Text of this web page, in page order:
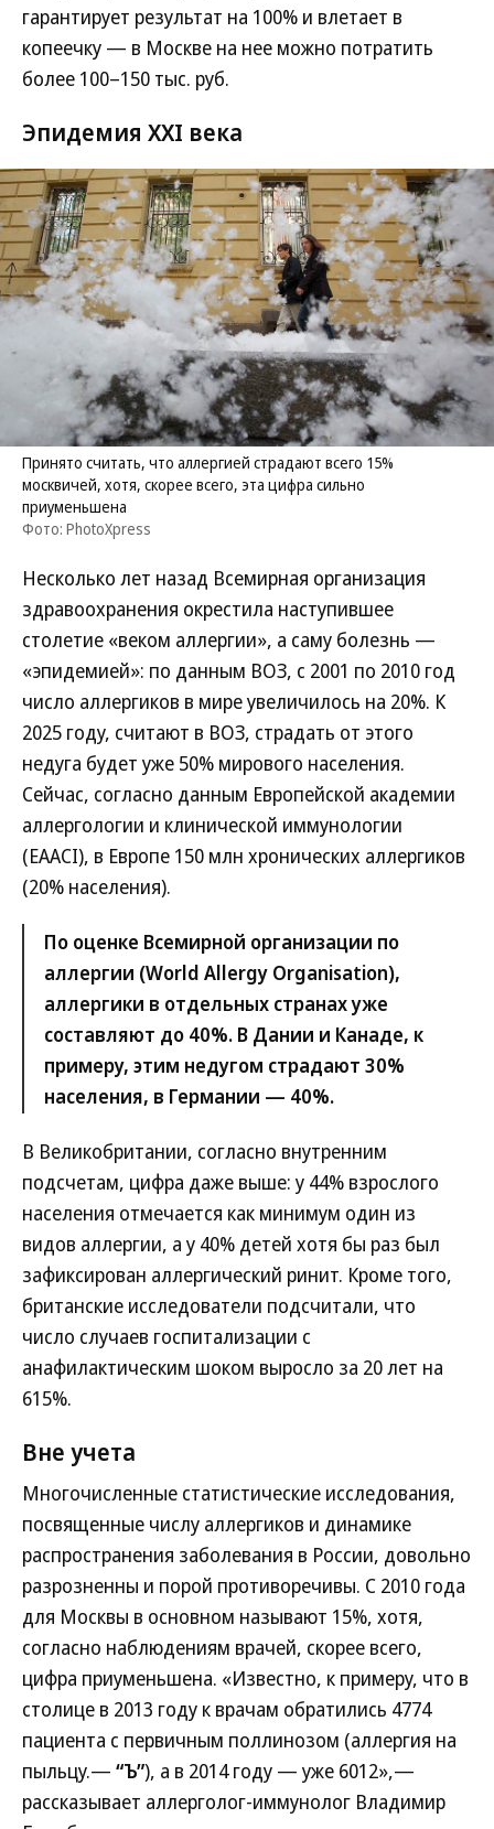
гарантирует результат на 100% и влетает в
копеечку — в Москве на нее можно потратить
более 100–150 тыс. руб.
Эпидемия XXI века
Принято считать, что аллергией страдают всего 15%
москвичей, хотя, скорее всего, эта цифра сильно
приуменьшена
Фото: PhotoXpress
Несколько лет назад Всемирная организация
здравоохранения окрестила наступившее
столетие «веком аллергии», а саму болезнь —
«эпидемией»: по данным ВОЗ, с 2001 по 2010 год
число аллергиков в мире увеличилось на 20%. К
2025 году, считают в ВОЗ, страдать от этого
недуга будет уже 50% мирового населения.
Сейчас, согласно данным Европейской академии
аллергологии и клинической иммунологии
(EAACI), в Европе 150 млн хронических аллергиков
(20% населения).
По оценке Всемирной организации по
аллергии (World Allergy Organisation),
аллергики в отдельных странах уже
составляют до 40%. В Дании и Канаде, к
примеру, этим недугом страдают 30%
населения, в Германии — 40%.
В Великобритании, согласно внутренним
подсчетам, цифра даже выше: у 44% взрослого
населения отмечается как минимум один из
видов аллергии, а у 40% детей хотя бы раз был
зафиксирован аллергический ринит. Кроме того,
британские исследователи подсчитали, что
число случаев госпитализации с
анафилактическим шоком выросло за 20 лет на
615%.
Вне учета
Многочисленные статистические исследования,
посвященные числу аллергиков и динамике
распространения заболевания в России, довольно
разрозненны и порой противоречивы. С 2010 года
для Москвы в основном называют 15%, хотя,
согласно наблюдениям врачей, скорее всего,
цифра приуменьшена. «Известно, к примеру, что в
столице в 2013 году к врачам обратились 4774
пациента с первичным поллинозом (аллергия на
пыльцу.— “Ъ”), а в 2014 году — уже 6012»,—
рассказывает аллерголог-иммунолог Владимир